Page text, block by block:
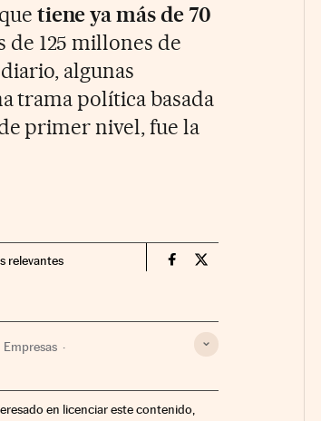
tiene ya más de 70
125 millones de
algunas
trama política basada
primer nivel, fue la
relevantes Companias Cinco Días
Companias Cinco
Empresas
en licenciar este contenido,